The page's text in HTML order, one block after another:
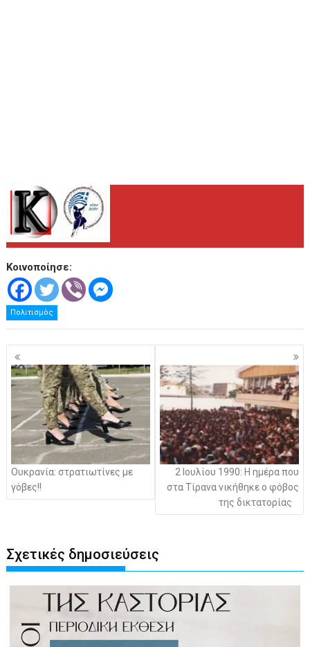
Κοινοποίησε:
Πολιτισμός
Πλοήγηση
άρθρων
Ουκρανία: στρατιωτίνες με
γόβες!!
2 Ιουλίου 1990: Η ημέρα που
στα Τίρανα νικήθηκε ο φόβος
της δικτατορίας
Σχετικές δημοσιεύσεις